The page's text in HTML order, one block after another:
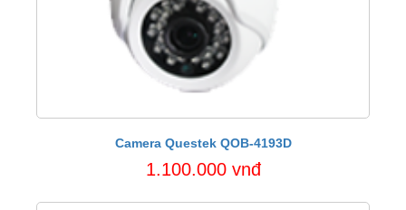
Camera Questek QOB-4193D
1.100.000 vnđ